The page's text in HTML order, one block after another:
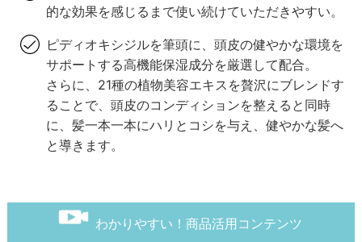
的な効果を感じるまで使い続けていただきやすい。
ピディオキシジルを筆頭に、頭皮の健やかな環境を
サポートする高機能保湿成分を厳選して配合。
さらに、21種の植物美容エキスを贅沢にブレンドす
ることで、頭皮のコンディションを整えると同時
に、髪一本一本にハリとコシを与え、健やかな髪へ
と導きます。
わかりやすい！商品活用コンテンツ